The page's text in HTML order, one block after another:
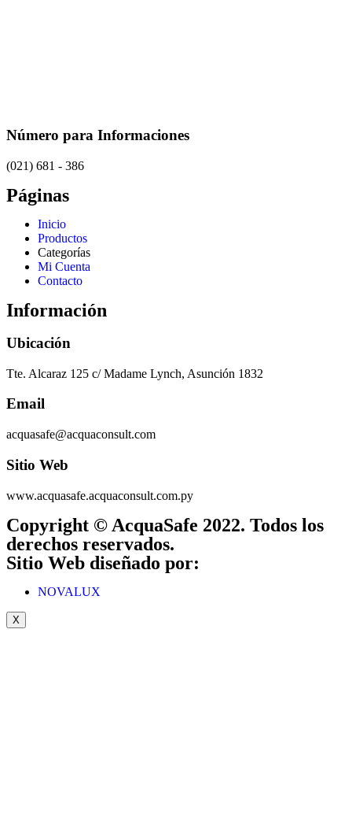
Número para Informaciones
(021) 681 - 386
Páginas
Inicio
Productos
Categorías
Mi Cuenta
Contacto
Información
Ubicación
Tte. Alcaraz 125 c/ Madame Lynch, Asunción 1832
Email
acquasafe@acquaconsult.com
Sitio Web
www.acquasafe.acquaconsult.com.py
Copyright © AcquaSafe 2022. Todos los
derechos reservados.
Sitio Web diseñado por:
NOVALUX
X